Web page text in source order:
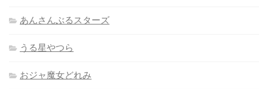
あんさんぶるスターズ
うる星やつら
おジャ魔女どれみ